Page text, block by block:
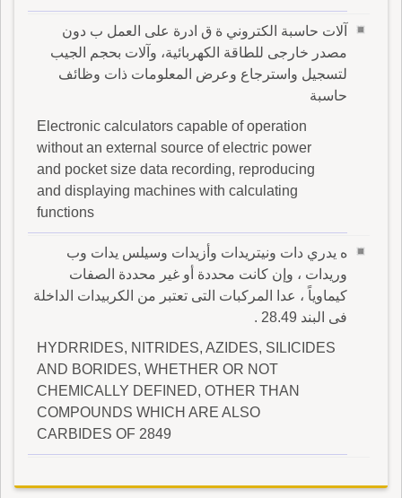
آلات حاسبة الكتروني ة ق ادرة على العمل ب دون
مصدر خارجى للطاقة الكهربائية، وآلات بحجم الجيب
لتسجيل واسترجاع وعرض المعلومات ذات وظائف
حاسبة
Electronic calculators capable of operation
without an external source of electric power
and pocket size data recording, reproducing
and displaying machines with calculating
functions
ه يدري دات ونيتريدات وأزيدات وسيلس يدات وب
وريدات ، وإن كانت محددة أو غير محددة الصفات
كيماوياً ، عدا المركبات التى تعتبر من الكربيدات الداخلة
فى البند 28.49 .
HYDRRIDES, NITRIDES, AZIDES, SILICIDES
AND BORIDES, WHETHER OR NOT
CHEMICALLY DEFINED, OTHER THAN
COMPOUNDS WHICH ARE ALSO
CARBIDES OF 2849